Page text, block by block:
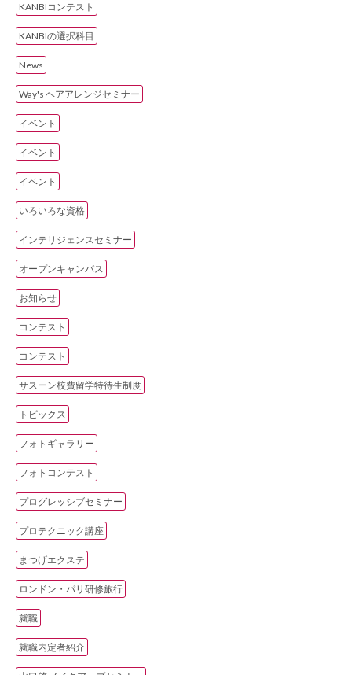
KANBIコンテスト
KANBIの選択科目
News
Way's ヘアアレンジセミナー
イベント
イベント
イベント
いろいろな資格
インテリジェンスセミナー
オープンキャンパス
お知らせ
コンテスト
コンテスト
サスーン校費留学特待生制度
トピックス
フォトギャラリー
フォトコンテスト
プログレッシブセミナー
プロテクニック講座
まつげエクステ
ロンドン・パリ研修旅行
就職
就職内定者紹介